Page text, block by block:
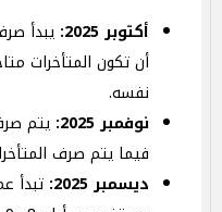
أكتوبر 2025:
نفسه.
نوفمبر 2025:
فيما يتم صرف المتأخرات
ديسمبر 2025: